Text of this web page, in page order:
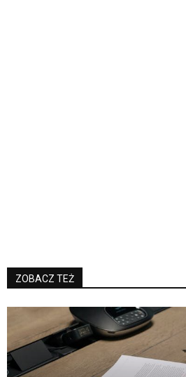
ZOBACZ TEŻ